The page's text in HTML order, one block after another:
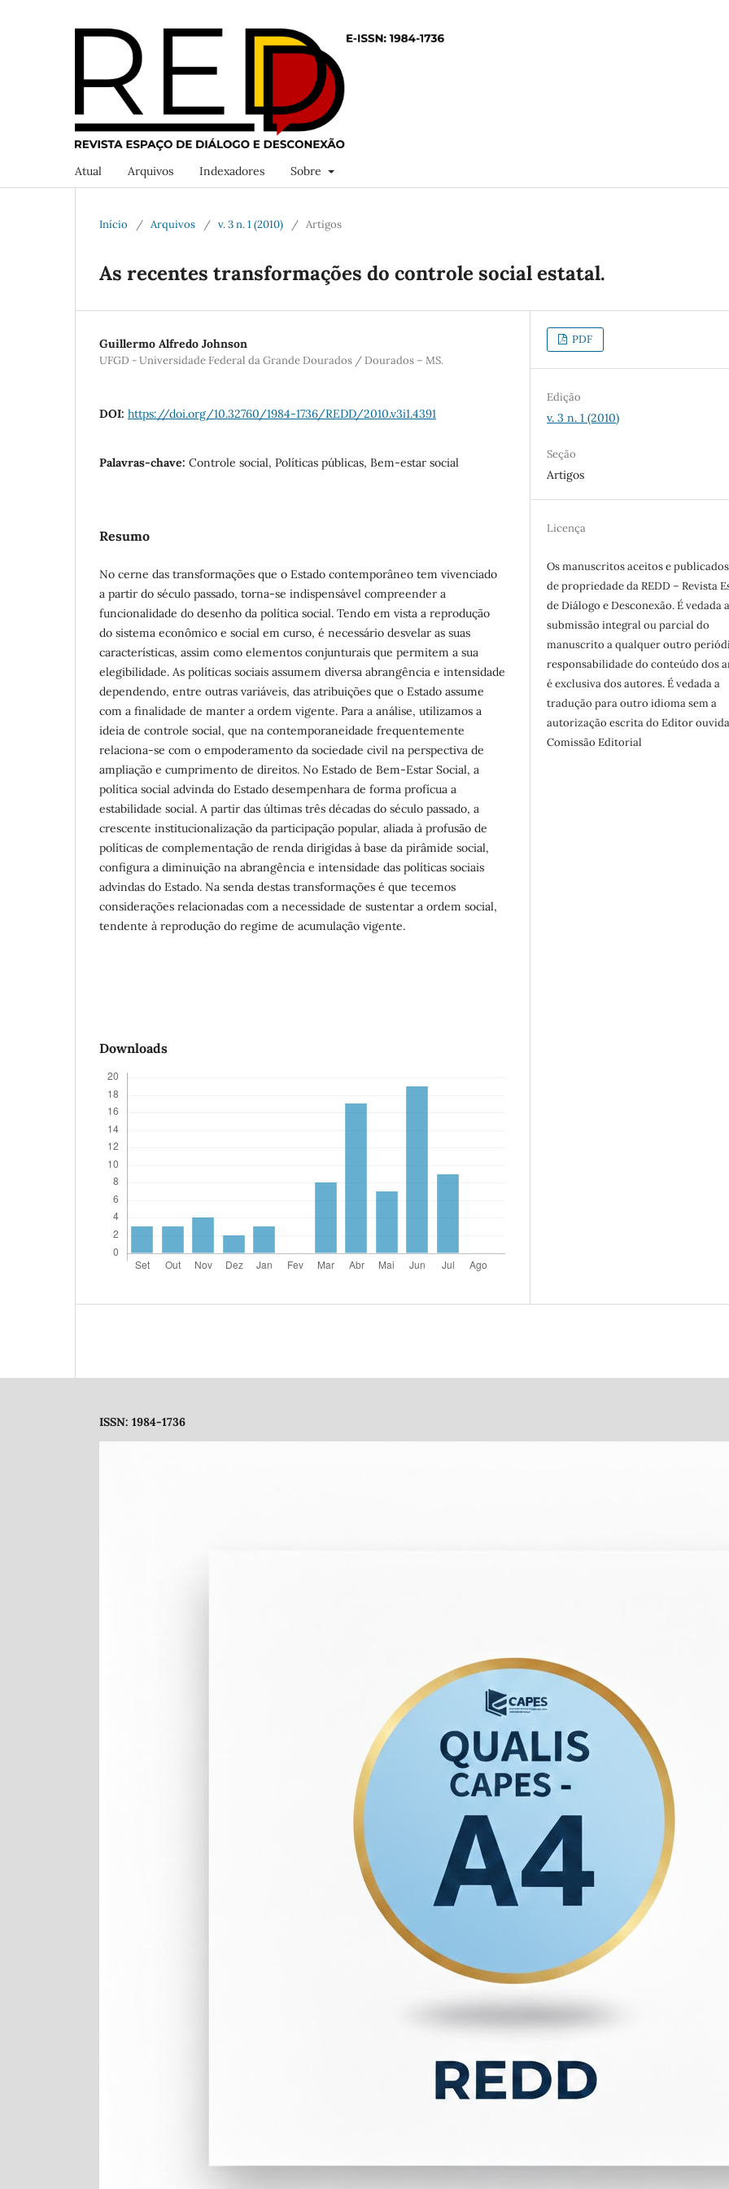
Atual Arquivos Indexadores Sobre
Início / Arquivos / v. 3 n. 1 (2010) / Artigos
As recentes transformações do controle social estatal.
Guillermo Alfredo Johnson
UFGD - Universidade Federal da Grande Dourados / Dourados – MS.
DOI: https://doi.org/10.32760/1984-1736/REDD/2010.v3i1.4391
Palavras-chave: Controle social, Políticas públicas, Bem-estar social
Resumo
No cerne das transformações que o Estado contemporâneo tem vivenciado
a partir do século passado, torna-se indispensável compreender a
funcionalidade do desenho da política social. Tendo em vista a reprodução
do sistema econômico e social em curso, é necessário desvelar as suas
características, assim como elementos conjunturais que permitem a sua
elegibilidade. As políticas sociais assumem diversa abrangência e intensidade
dependendo, entre outras variáveis, das atribuições que o Estado assume
com a finalidade de manter a ordem vigente. Para a análise, utilizamos a
ideia de controle social, que na contemporaneidade frequentemente
relaciona-se com o empoderamento da sociedade civil na perspectiva de
ampliação e cumprimento de direitos. No Estado de Bem-Estar Social, a
política social advinda do Estado desempenhara de forma profícua a
estabilidade social. A partir das últimas três décadas do século passado, a
crescente institucionalização da participação popular, aliada à profusão de
políticas de complementação de renda dirigidas à base da pirâmide social,
configura a diminuição na abrangência e intensidade das políticas sociais
advindas do Estado. Na senda destas transformações é que tecemos
considerações relacionadas com a necessidade de sustentar a ordem social,
tendente à reprodução do regime de acumulação vigente.
Downloads
PDF
Edição
v. 3 n. 1 (2010)
Seção
Artigos
Licença
Os manuscritos aceitos e
de propriedade da REDD – Revista
de Diálogo e Desconexão. É vedada a
submissão integral ou parcial do
manuscrito a qualquer outro
responsabilidade do conteúdo dos
é exclusiva dos autores. É vedada a
tradução para outro idioma sem a
autorização escrita do Editor
Comissão Editorial
ISSN: 1984-1736